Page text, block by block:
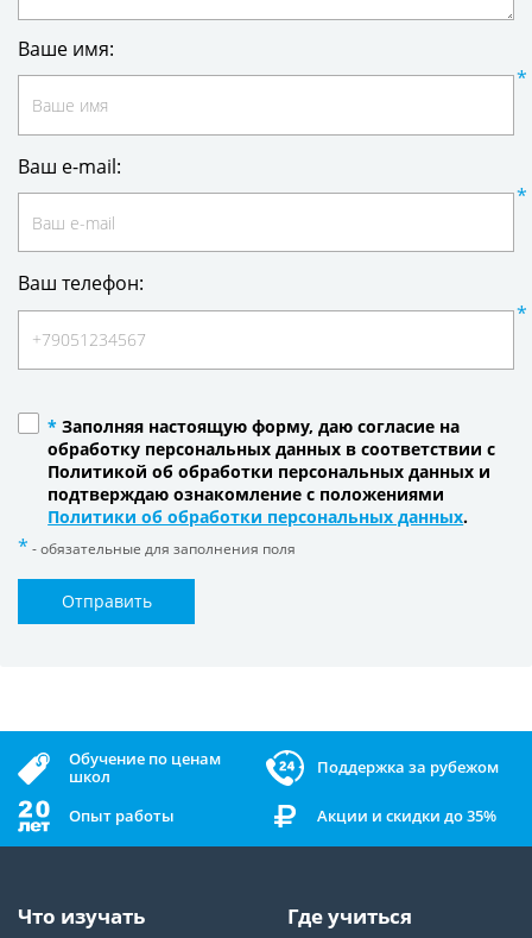
Ваше имя:
Ваш e-mail:
Ваш телефон:
* Заполняя настоящую форму, даю согласие на
обработку персональных данных в соответствии с
Политикой об обработки персональных данных и
подтверждаю ознакомление с положениями
Политики об обработки персональных данных.
- обязательные для заполнения поля
Отправить
Обучение по ценам
школ
Поддержка за рубежом
Опыт работы Акции и скидки до 35%
Что изучать Где учиться